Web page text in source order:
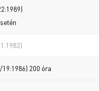
200 óra